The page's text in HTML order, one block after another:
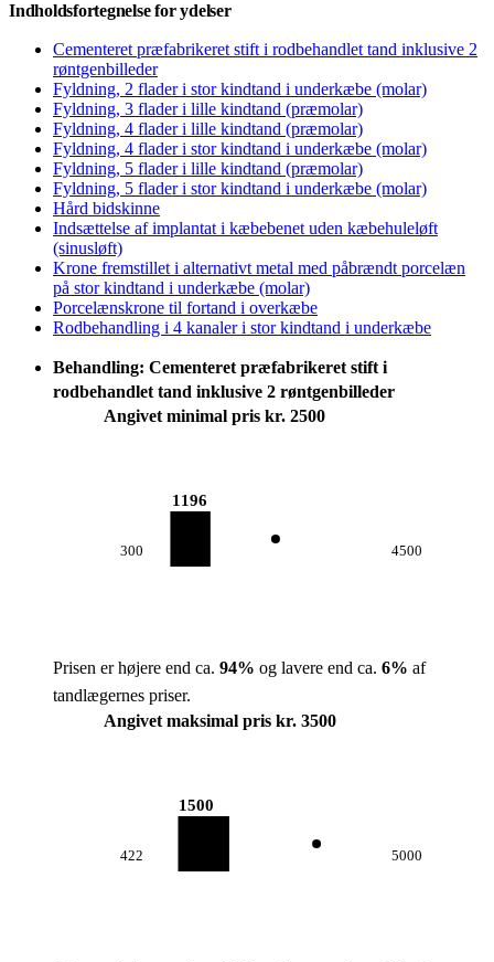
Indholdsfortegnelse for ydelser
Cementeret præfabrikeret stift i rodbehandlet tand inklusive 2
røntgenbilleder
Fyldning, 2 flader i stor kindtand i underkæbe (molar)
Fyldning, 3 flader i lille kindtand (præmolar)
Fyldning, 4 flader i lille kindtand (præmolar)
Fyldning, 4 flader i stor kindtand i underkæbe (molar)
Fyldning, 5 flader i lille kindtand (præmolar)
Fyldning, 5 flader i stor kindtand i underkæbe (molar)
Hård bidskinne
Indsættelse af implantat i kæbebenet uden kæbehuleløft
(sinusløft)
Krone fremstillet i alternativt metal med påbrændt porcelæn
på stor kindtand i underkæbe (molar)
Porcelænskrone til fortand i overkæbe
Rodbehandling i 4 kanaler i stor kindtand i underkæbe
Behandling: Cementeret præfabrikeret stift i
rodbehandlet tand inklusive 2 røntgenbilleder
Angivet minimal pris kr. 2500
300
1196
4500
Prisen er højere end ca. 94% og lavere end ca. 6% af
tandlægernes priser.
Angivet maksimal pris kr. 3500
422
1500
5000